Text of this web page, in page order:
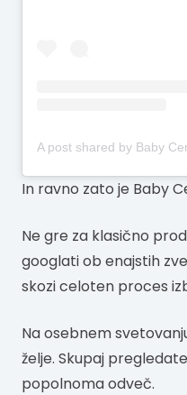
In ravno zato je Baby
Ne gre za klasično
googlati ob enajstih
skozi celoten proces
Na osebnem
želje. Skupaj
popolnoma odveč.